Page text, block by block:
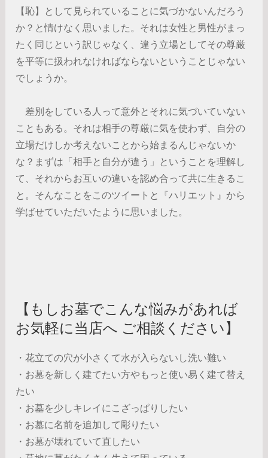
【恥】として見られていることに気づかないんだろう
か？と情けなく思いました。それは女性と男性がまっ
たく同じという訳じゃなく、違う立場としてその尊厳
を平等に扱われなければならないということじゃない
でしょうか。
差別をしている人って意外とそれに気づいていない
こともある。それは相手の尊厳に気を使わず、自分の
立場だけしか考えないことから始まるんじゃないか
な？まずは「相手と自分が違う」ということを理解し
て、それからお互いの違いを認め合って共に生きるこ
と。そんなことをこのツイートと『ハリエット』から
学ばせていただいたように思いました。
【もしお墓でこんな悩みがあれば
お気軽に当店へ ご相談ください】
・花立ての穴が小さくて水が入らないし洗い難い
・お墓を新しく建てたい方やもっと使い易く建て替え
たい
・お墓を少しキレイにこざっぱりしたい
・お墓に名前を追加して彫りたい
・お墓が壊れていて直したい